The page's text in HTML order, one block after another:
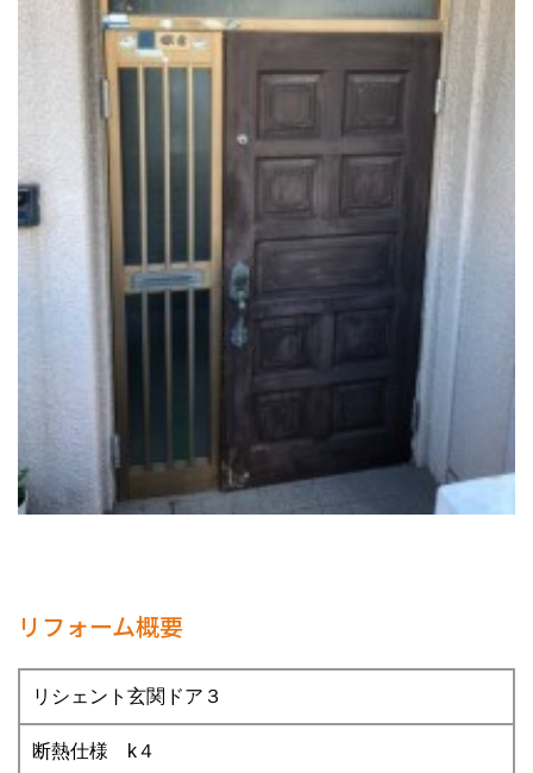
リフォーム概要
リシェント玄関ドア３
断熱仕様 k４